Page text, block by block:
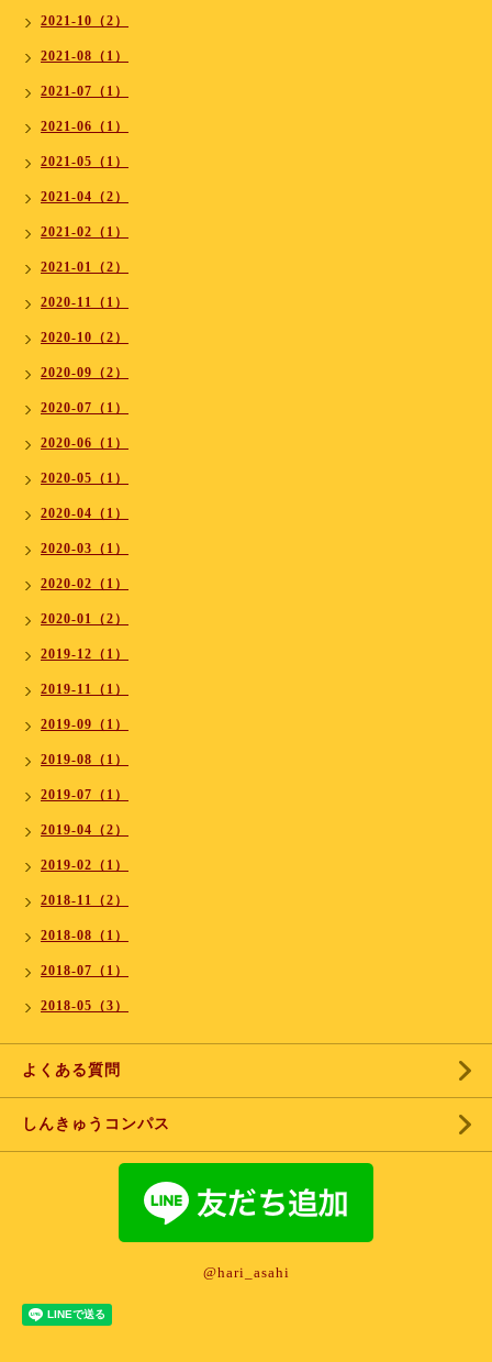
2021-10（2）
2021-08（1）
2021-07（1）
2021-06（1）
2021-05（1）
2021-04（2）
2021-02（1）
2021-01（2）
2020-11（1）
2020-10（2）
2020-09（2）
2020-07（1）
2020-06（1）
2020-05（1）
2020-04（1）
2020-03（1）
2020-02（1）
2020-01（2）
2019-12（1）
2019-11（1）
2019-09（1）
2019-08（1）
2019-07（1）
2019-04（2）
2019-02（1）
2018-11（2）
2018-08（1）
2018-07（1）
2018-05（3）
よくある質問
しんきゅうコンパス
@hari_asahi